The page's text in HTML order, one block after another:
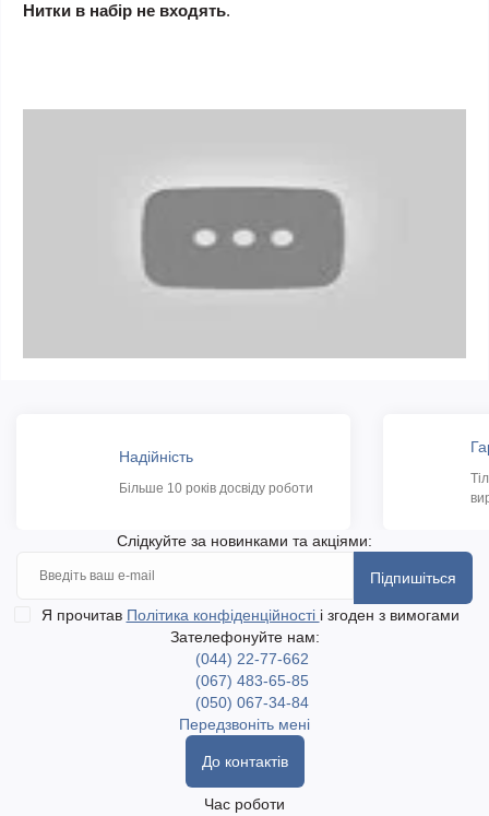
Нитки в набір не входять.
Надійність
Більше 10 років досвіду роботи
Слідкуйте за новинками та акціями:
Підпишіться
Я прочитав Політика конфіденційності і згоден з вимогами
Зателефонуйте нам:
(044) 22-77-662
(067) 483-65-85
(050) 067-34-84
Передзвоніть мені
До контактів
Час роботи